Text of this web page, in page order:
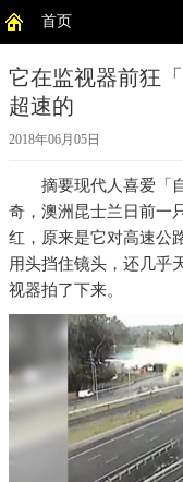
首页
它在监视器前狂
超速的
2018年06月05日
摘要现代人喜爱「
奇，澳洲昆士兰日前一
红，原来是它对高速公
用头挡住镜头，还几乎
视器拍了下来。